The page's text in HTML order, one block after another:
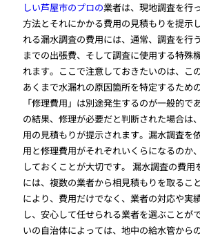
しい芦屋市のプロの業者は、現地調査を行
方法とそれにかかる費用の見積もりを提示
れる漏水調査の費用には、通常、調査を行
までの出張費、そして調査に使用する特殊
れます。ここで注意しておきたいのは、こ
あくまで水漏れの原因箇所を特定するため
「修理費用」は別途発生するのが一般的で
の結果、修理が必要だと判断された場合は
用の見積もりが提示されます。漏水調査を
用と修理費用がそれぞれいくらになるのか
しておくことが大切です。 漏水調査の費用
には、複数の業者から相見積もりを取るこ
により、費用だけでなく、業者の対応や実
し、安心して任せられる業者を選ぶことが
いの自治体によっては、地中の給水管から